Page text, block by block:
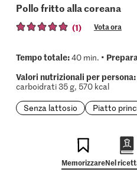
Pollo fritto alla coreana
(1) Vota ora
Tempo totale:40 min. •
Valori nutrizionali per persona:
carboidrati 35 g, 570 kcal
Senza lattosio
Piatto
MemorizzareNel